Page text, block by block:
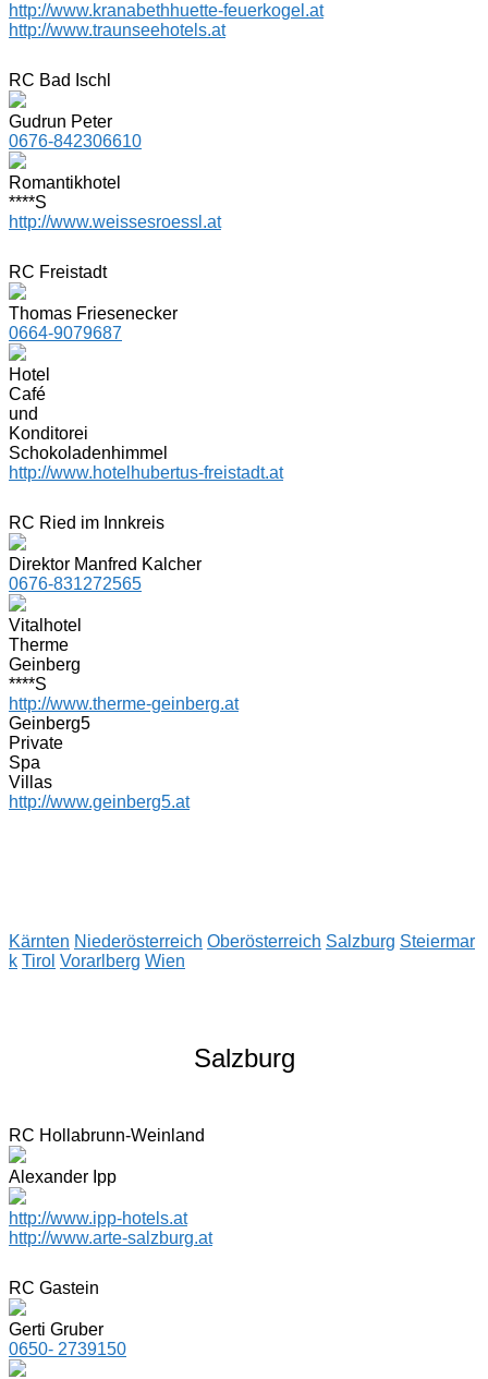
http://www.kranabethhuette-feuerkogel.at
http://www.traunseehotels.at
RC Bad Ischl
Gudrun Peter
0676-842306610
Romantikhotel
****S
http://www.weissesroessl.at
RC Freistadt
Thomas Friesenecker
0664-9079687
Hotel
Café
und
Konditorei
Schokoladenhimmel
http://www.hotelhubertus-freistadt.at
RC Ried im Innkreis
Direktor Manfred Kalcher
0676-831272565
Vitalhotel
Therme
Geinberg
****S
http://www.therme-geinberg.at
Geinberg5
Private
Spa
Villas
http://www.geinberg5.at
Kärnten Niederösterreich Oberösterreich Salzburg Steiermar
k Tirol Vorarlberg Wien
Salzburg
RC Hollabrunn-Weinland
Alexander Ipp
http://www.ipp-hotels.at
http://www.arte-salzburg.at
RC Gastein
Gerti Gruber
0650- 2739150